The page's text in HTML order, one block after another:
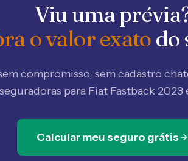
Viu uma
o valor exato do
compromisso, sem cadastro
para Fiat Fastback 2023
Calcular meu seguro grátis